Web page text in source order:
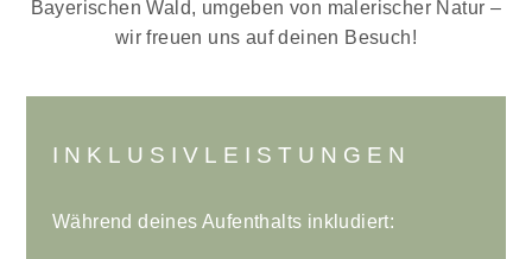
Bayerischen Wald, umgeben von malerischer Natur –
wir freuen uns auf deinen Besuch!
INKLUSIVLEISTUNGEN
Während deines Aufenthalts inkludiert: